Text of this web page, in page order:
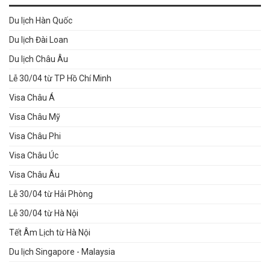
Du lịch Hàn Quốc
Du lịch Đài Loan
Du lịch Châu Âu
Lễ 30/04 từ TP Hồ Chí Minh
Visa Châu Á
Visa Châu Mỹ
Visa Châu Phi
Visa Châu Úc
Visa Châu Âu
Lễ 30/04 từ Hải Phòng
Lễ 30/04 từ Hà Nội
Tết Âm Lịch từ Hà Nội
Du lịch Singapore - Malaysia